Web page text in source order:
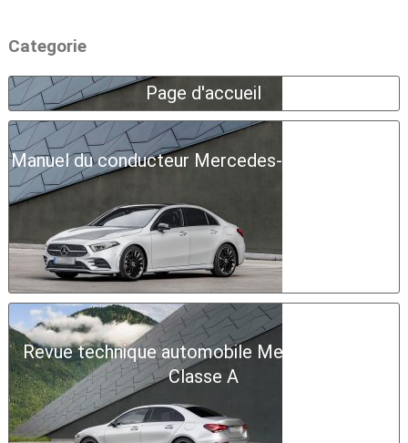
Categorie
Page d'accueil
Manuel du conducteur Mercedes-Benz Classe A
Revue technique automobile Mercedes-Benz
Classe A